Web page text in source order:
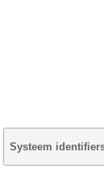
Systeem